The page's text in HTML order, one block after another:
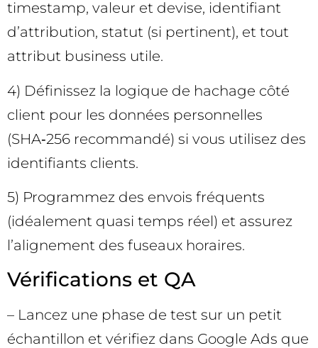
timestamp, valeur et devise, identifiant
d’attribution, statut (si pertinent), et tout
attribut business utile.
4) Définissez la logique de hachage côté
client pour les données personnelles
(SHA‑256 recommandé) si vous utilisez des
identifiants clients.
5) Programmez des envois fréquents
(idéalement quasi temps réel) et assurez
l’alignement des fuseaux horaires.
Vérifications et QA
– Lancez une phase de test sur un petit
échantillon et vérifiez dans Google Ads que